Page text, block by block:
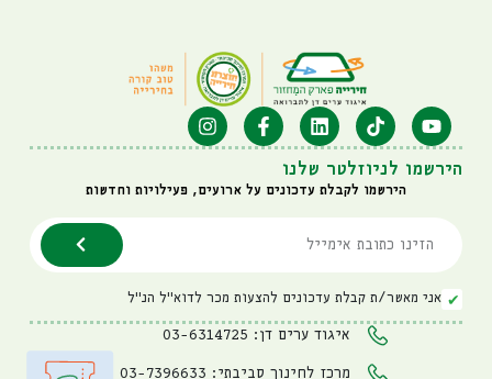
הירשמו לניוזלטר שלנו
הירשמו לקבלת עדכונים על ארועים, פעילויות וחדשות
אני מאשר/ת קבלת עדכונים להצעות מכר לדוא"ל הנ"ל
איגוד ערים דן: 03-6314725
מרכז לחינוך סביבתי: 03-7396633